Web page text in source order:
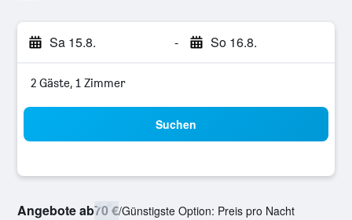
Sa 15.8. - So 16.8.
2 Gäste, 1 Zimmer
Suchen
Angebote ab70 €/Günstigste Option: Preis pro Nacht